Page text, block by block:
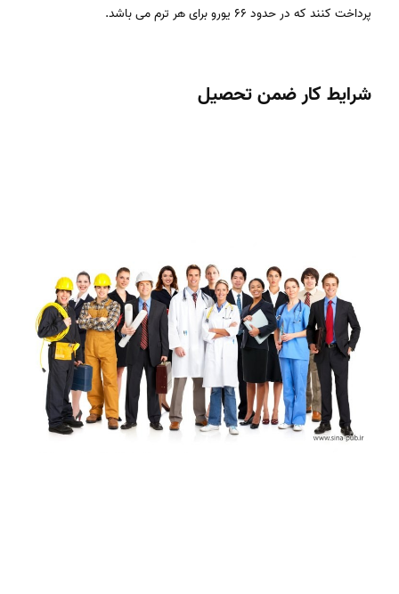
پرداخت کنند که در حدود ۶۶ یورو برای هر ترم می باشد.
شرایط کار ضمن تحصیل